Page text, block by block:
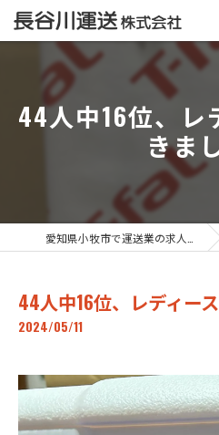
44人中16位、レ
きま
44人中16位、レディー
2024/05/11